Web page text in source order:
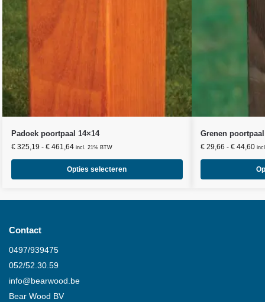
Padoek poortpaal 14×14
€325,19 - €461,64 incl. 21% BTW
Opties selecteren
Grenen
€29,66 - €44,60
Contact
0497/939475
052/52.30.59
info@bearwood.be
Bear Wood BV